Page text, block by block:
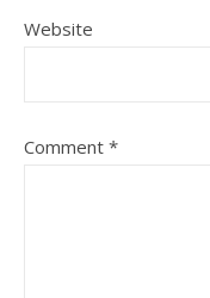
Website
Comment *